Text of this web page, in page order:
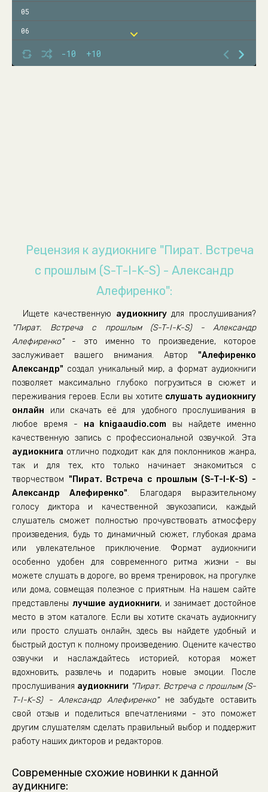
-10 +10
05
06
07
08
21
Рецензия к аудиокниге "Пират. Встреча
с прошлым (S-T-I-K-S) - Александр
Алефиренко":
Ищете качественную аудиокнигудля прослушивания?
"Пират. Встреча с прошлым (S-T-I-K-S) - Александр
Алефиренко"- это именно то произведение, которое
заслуживает вашего внимания. Автор "Алефиренко
Александр" создал уникальный мир, а формат аудиокниги
позволяет максимально глубоко погрузиться в сюжет и
переживания героев. Если вы хотите слушать аудиокнигу
онлайн или скачать её для удобного прослушивания в
любое время - на knigaaudio.com вы найдете именно
качественную запись с профессиональной озвучкой. Эта
аудиокнига отлично подходит как для поклонников жанра,
так и для тех, кто только начинает знакомиться с
творчеством "Пират. Встреча с прошлым (S-T-I-K-S) -
Александр Алефиренко". Благодаря выразительному
голосу диктора и качественной звукозаписи, каждый
слушатель сможет полностью прочувствовать атмосферу
произведения, будь то динамичный сюжет, глубокая драма
или увлекательное приключение. Формат аудиокниги
особенно удобен для современного ритма жизни - вы
можете слушать в дороге, во время тренировок, на прогулке
или дома, совмещая полезное с приятным. На нашем сайте
представлены лучшие аудиокниги, и занимает достойное
место в этом каталоге. Если вы хотите скачать аудиокнигу
или просто слушать онлайн, здесь вы найдете удобный и
быстрый доступ к полному произведению. Оцените качество
озвучки и наслаждайтесь историей, которая может
вдохновить, развлечь и подарить новые эмоции. После
прослушивания аудиокниги "Пират. Встреча с прошлым (S-
T-I-K-S) - Александр Алефиренко"не забудьте оставить
свой отзыв и поделиться впечатлениями - это поможет
другим слушателям сделать правильный выбор и поддержит
работу наших дикторов и редакторов.
Современные схожие новинки к данной
аудикниге: